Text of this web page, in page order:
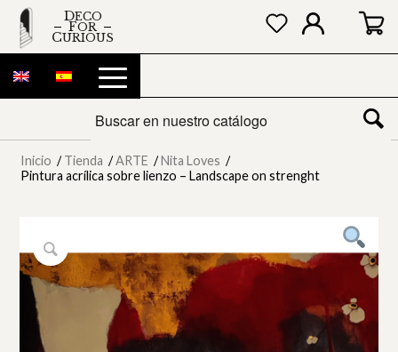
DECO
FOR
CURIOUS
Inicio / Tienda / ARTE / Nita Loves /
Pintura acrílica sobre lienzo – Landscape on strenght